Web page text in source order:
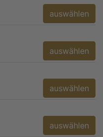
auswählen
auswählen
auswählen
auswählen